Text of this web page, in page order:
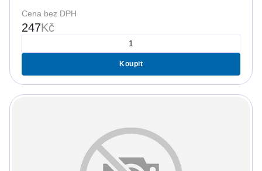
Cena bez DPH
247Kč
Koupit